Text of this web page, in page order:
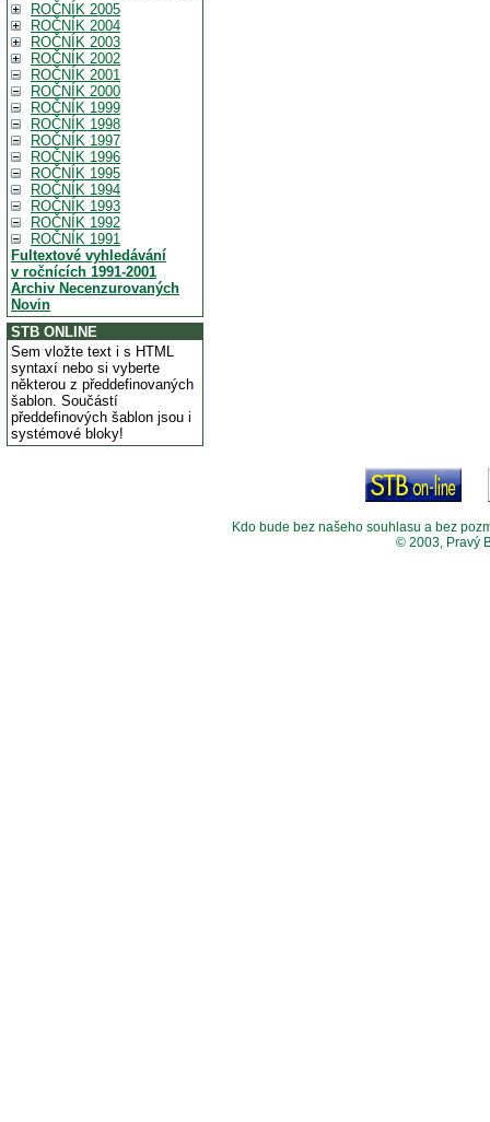
ROČNÍK 2005
ROČNÍK 2004
ROČNÍK 2003
ROČNÍK 2002
ROČNÍK 2001
ROČNÍK 2000
ROČNÍK 1999
ROČNÍK 1998
ROČNÍK 1997
ROČNÍK 1996
ROČNÍK 1995
ROČNÍK 1994
ROČNÍK 1993
ROČNÍK 1992
ROČNÍK 1991
Fultextové vyhledávání
v ročnících 1991-2001
Archiv Necenzurovaných
Novin
STB ONLINE
Sem vložte text i s HTML
syntaxí nebo si vyberte
některou z předdefinovaných
šablon. Součástí
předdefinových šablon jsou i
systémové bloky!
Kdo bude bez našeho souhlasu a bez
© 2003, Pravý